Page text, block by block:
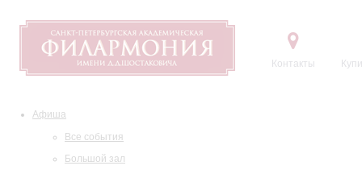
Контакты
Афиша
Все события
Большой зал